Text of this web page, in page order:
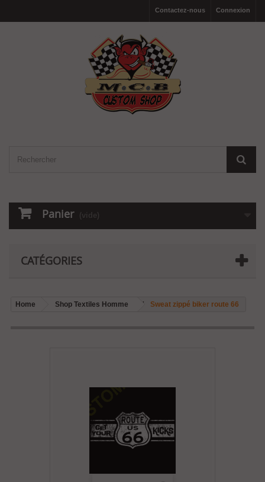
Connexion
Contactez-nous
Panier (vide)
CATÉGORIES
Home Shop Textiles Homme Sweat zippé biker route 66